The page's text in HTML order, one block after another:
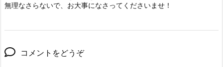
無理なさらないで、お大事になさってくださいませ！
コメントをどうぞ